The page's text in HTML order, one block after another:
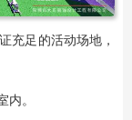
充足的活动场地，
。